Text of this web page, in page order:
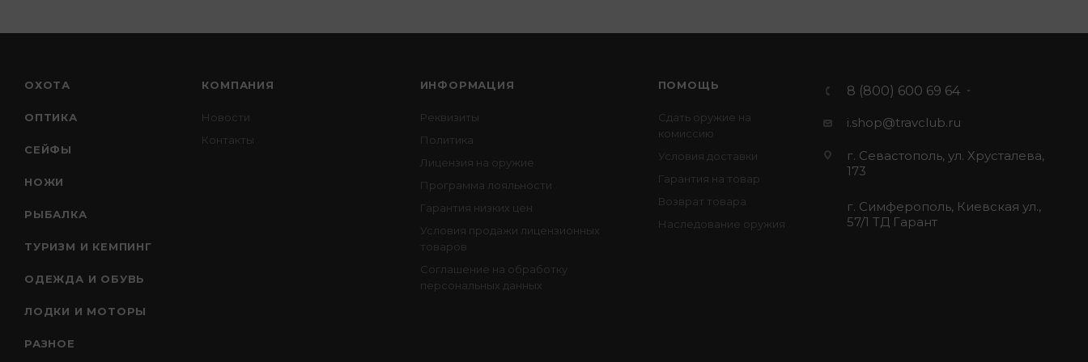
ОХОТА
ОПТИКА
СЕЙФЫ
НОЖИ
РЫБАЛКА
ТУРИЗМ И КЕМПИНГ
ОДЕЖДА И ОБУВЬ
ЛОДКИ И МОТОРЫ
РАЗНОЕ
КОМПАНИЯ
Новости
Контакты
ИНФОРМАЦИЯ
Реквизиты
Политика
Лицензия на оружие
Программа лояльности
Гарантия низких цен
Условия продажи лицензионных
товаров
Соглашение на обработку
персональных данных
ПОМОЩЬ
Сдать оружие на
комиссию
Условия доставки
Гарантия на товар
Возврат товара
Наследование оружия
8 (800) 600 69 64
i.shop@travclub.ru
г. Севастополь, ул. Хрусталева,
173
г. Симферополь, Киевская ул.,
57/1 ТД Гарант